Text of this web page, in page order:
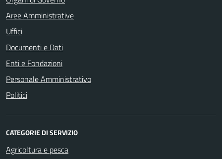
Aree Amministrative
Uffici
Documenti e Dati
Enti e Fondazioni
Personale Amministrativo
Politici
CATEGORIE DI SERVIZIO
Agricoltura e pesca